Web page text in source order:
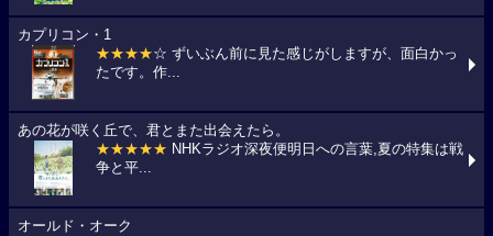
カプリコン・1
★★★★☆ ずいぶん前に見た感じがしますが、面白かっ
たです。作...
あの花が咲く丘で、君とまた出会えたら。
★★★★★ NHKラジオ深夜便明日への言葉,夏の特集は戦
争と平...
オールド・オーク